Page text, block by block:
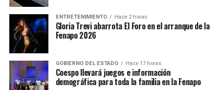
ENTRETENIMIENTO Hace 2 horas
Gloria Trevi abarrota El Foro en el arranque de la
Fenapo 2026
GOBIERNO DEL ESTADO Hace 17 horas
Coespo llevará juegos e información
demográfica para toda la familia en la Fenapo